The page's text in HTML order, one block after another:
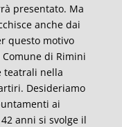
presentato. Ma
anche dai
questo motivo
di Rimini
teatrali nella
Desideriamo
ai
anni si svolge il